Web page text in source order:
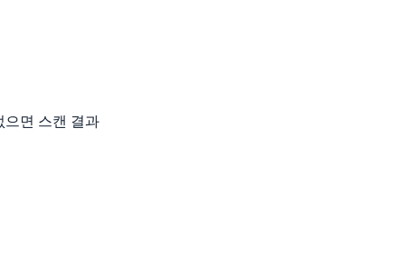
으면 스캔 결과